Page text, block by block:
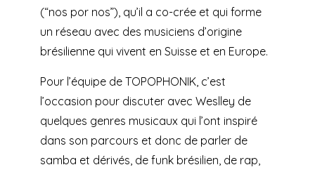
(“nos por nos”), qu’il a co-crée et qui forme
un réseau avec des musiciens d’origine
brésilienne qui vivent en Suisse et en Europe.
Pour l’équipe de TOPOPHONIK, c’est
l’occasion pour discuter avec Weslley de
quelques genres musicaux qui l’ont inspiré
dans son parcours et donc de parler de
samba et dérivés, de funk brésilien, de rap,